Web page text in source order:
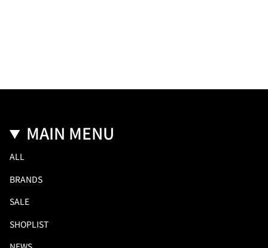
MAIN MENU
ALL
BRANDS
SALE
SHOPLIST